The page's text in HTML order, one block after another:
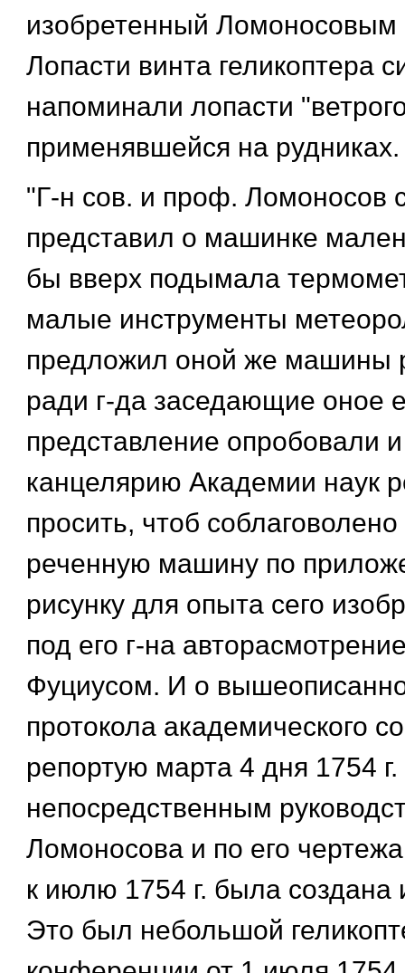
изобретенный Ломоносовым
Лопасти винта геликоптера
напоминали лопасти
применявшейся на рудниках.
"Г-н сов. и проф. Ломоносов
представил о машинке
бы вверх подымала
малые инструменты
предложил оной же машины
ради г-да заседающие оное
представление опробовали
канцелярию Академии наук
просить, чтоб
реченную машину по
рисунку для опыта сего
под его г-на
Фуциусом. И о
протокола академического
репортую марта 4 дня 1754
непосредственным
Ломоносова и по его
к июлю 1754 г. была создана
Это был небольшой